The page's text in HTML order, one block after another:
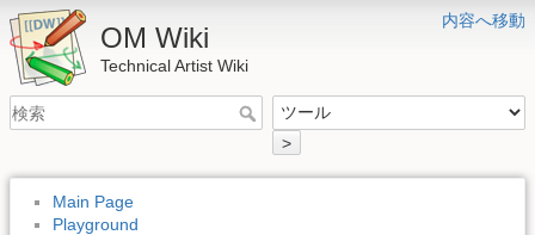
内容へ移動
OM Wiki
Technical Artist Wiki
>
Main Page
Playground